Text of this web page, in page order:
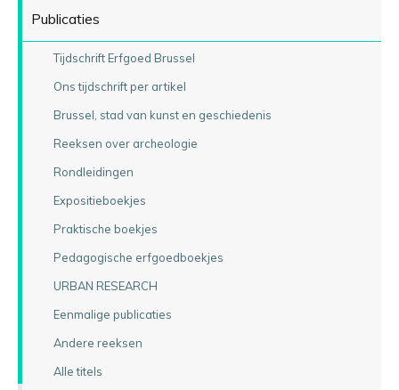
Publicaties
Tijdschrift Erfgoed Brussel
Ons tijdschrift per artikel
Brussel, stad van kunst en geschiedenis
Reeksen over archeologie
Rondleidingen
Expositieboekjes
Praktische boekjes
Pedagogische erfgoedboekjes
URBAN RESEARCH
Eenmalige publicaties
Andere reeksen
Alle titels